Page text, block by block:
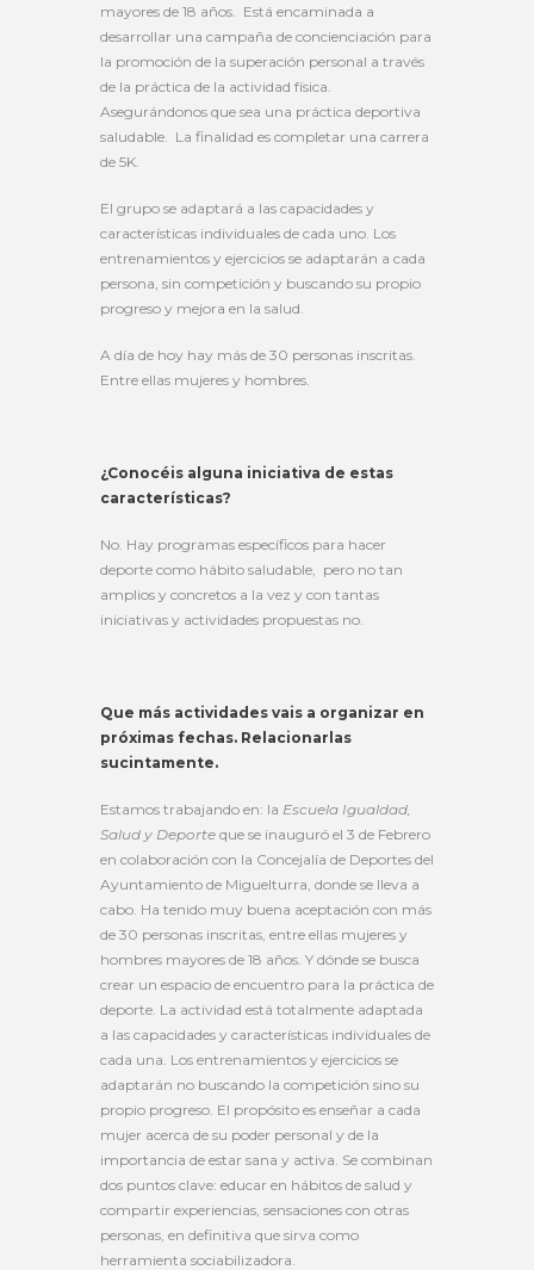
mayores de 18 años. Está encaminada a
desarrollar una campaña de concienciación para
la promoción de la superación personal a través
de la práctica de la actividad física.
Asegurándonos que sea una práctica deportiva
saludable. La finalidad es completar una carrera
de 5K.
El grupo se adaptará a las capacidades y
características individuales de cada uno. Los
entrenamientos y ejercicios se adaptarán a cada
persona, sin competición y buscando su propio
progreso y mejora en la salud.
A día de hoy hay más de 30 personas inscritas.
Entre ellas mujeres y hombres.
¿Conocéis alguna iniciativa de estas
características?
No. Hay programas específicos para hacer
deporte como hábito saludable, pero no tan
amplios y concretos a la vez y con tantas
iniciativas y actividades propuestas no.
Que más actividades vais a organizar en
próximas fechas. Relacionarlas
sucintamente.
Estamos trabajando en: la Escuela Igualdad,
Salud y Deporte que se inauguró el 3 de Febrero
en colaboración con la Concejalía de Deportes del
Ayuntamiento de Miguelturra, donde se lleva a
cabo. Ha tenido muy buena aceptación con más
de 30 personas inscritas, entre ellas mujeres y
hombres mayores de 18 años. Y dónde se busca
crear un espacio de encuentro para la práctica de
deporte. La actividad está totalmente adaptada
a las capacidades y características individuales de
cada una. Los entrenamientos y ejercicios se
adaptarán no buscando la competición sino su
propio progreso. El propósito es enseñar a cada
mujer acerca de su poder personal y de la
importancia de estar sana y activa. Se combinan
dos puntos clave: educar en hábitos de salud y
compartir experiencias, sensaciones con otras
personas, en definitiva que sirva como
herramienta sociabilizadora.